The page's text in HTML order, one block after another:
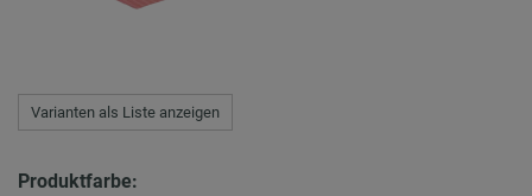
Varianten als Liste anzeigen
Produktfarbe: